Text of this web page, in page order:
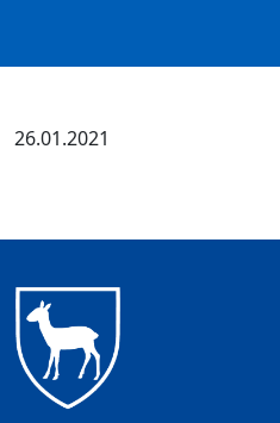
26.01.2021